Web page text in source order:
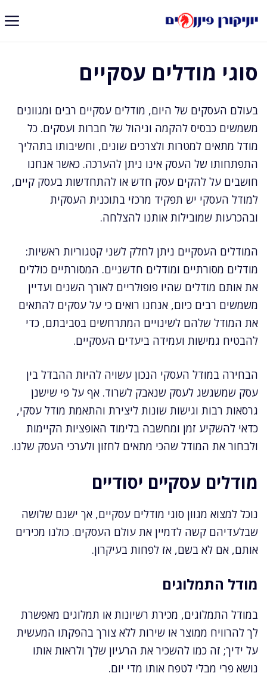
לתוכן
סוגי מודלים עסקיים
בעולם העסקים של היום, מודלים עסקיים רבים ומגוונים
משמשים כבסיס להקמה וניהול של חברות ועסקים. כל
מודל מתאים למטרות ולצרכים שונים, וחשיבותו בתהליך
התפתחותו של העסק אינו ניתן להערכה. כאשר אנחנו
חושבים על להקים עסק חדש או להתחדשות בעסק קיים,
למודל העסקי יש תפקיד מרכזי בתוכנית העסקית
ובהכרעות שמובילות אותנו להצלחה.
המודלים העסקיים ניתן לחלק לשני קטגוריות ראשיות:
מודלים מסורתיים ומודלים חדשניים. המסורתיים כוללים
את אותם מודלים שהיו פופולריים לאורך השנים ועדיין
משמשים רבים כיום, אנחנו רואים כי על עסקים להתאים
את המודל שלהם לשינויים המתרחשים בסביבתם, כדי
להבטיח גמישות ועמידה ביעדים העסקיים.
הבחירה במודל העסקי הנכון עשויה להיות ההבדל בין
עסק שמשגשג לעסק שנאבק לשרוד. אף על פי שישנן
גרסאות רבות וגישות שונות ליצירת והתאמת מודל עסקי,
כדאי להשקיע זמן ומחשבה בלימוד האופציות הקיימות
ולבחור את המודל שהכי מתאים לחזון ולערכי העסק שלנו.
מודלים עסקיים יסודיים
נוכל למצוא מגוון סוגי מודלים עסקיים, אך ישנם שלושה
שבלעדיהם קשה לדמיין את עולם העסקים. כולנו מכירים
אותם, אם לא בשם, אז לפחות בעיקרון.
מודל התמלוגים
במודל התמלוגים, מכירת רשיונות או תמלוגים מאפשרת
לך להרוויח ממוצר או שירות ללא צורך בהפקתו המעשית
על ידיך; זה כמו להשכיר את הרעיון שלך ולראות אותו
נושא פרי מבלי לטפח אותו מדי יום.